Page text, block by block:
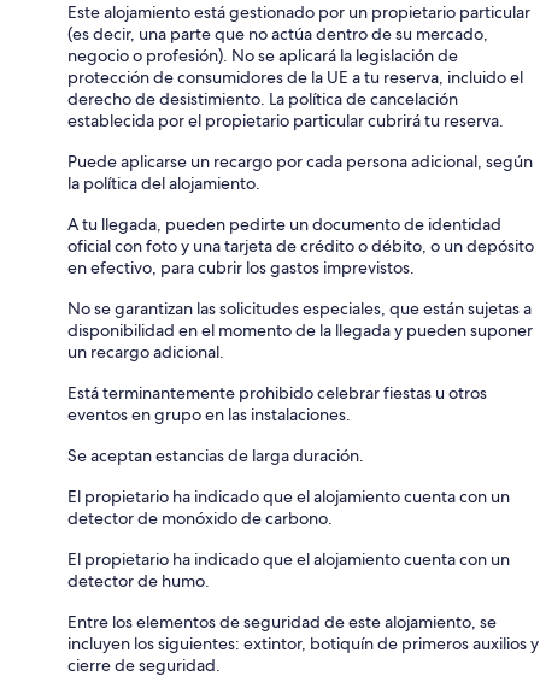
Este alojamiento está gestionado por un propietario particular
(es decir, una parte que no actúa dentro de su mercado,
negocio o profesión). No se aplicará la legislación de
protección de consumidores de la UE a tu reserva, incluido el
derecho de desistimiento. La política de cancelación
establecida por el propietario particular cubrirá tu reserva.
Puede aplicarse un recargo por cada persona adicional, según
la política del alojamiento.
A tu llegada, pueden pedirte un documento de identidad
oficial con foto y una tarjeta de crédito o débito, o un depósito
en efectivo, para cubrir los gastos imprevistos.
No se garantizan las solicitudes especiales, que están sujetas a
disponibilidad en el momento de la llegada y pueden suponer
un recargo adicional.
Está terminantemente prohibido celebrar fiestas u otros
eventos en grupo en las instalaciones.
Se aceptan estancias de larga duración.
El propietario ha indicado que el alojamiento cuenta con un
detector de monóxido de carbono.
El propietario ha indicado que el alojamiento cuenta con un
detector de humo.
Entre los elementos de seguridad de este alojamiento, se
incluyen los siguientes: extintor, botiquín de primeros auxilios y
cierre de seguridad.